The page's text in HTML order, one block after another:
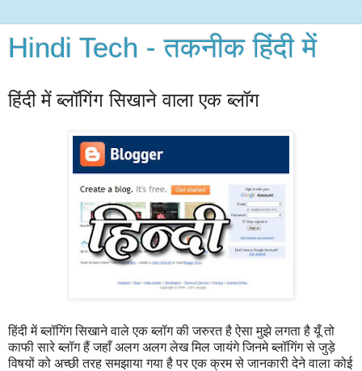
Hindi Tech - तकनीक हिंदी में
हिंदी में ब्लॉगिंग सिखाने वाला एक ब्लॉग
हिंदी में ब्लॉगिंग सिखाने वाले एक ब्लॉग की जरुरत है ऐसा मुझे लगता है यूँ तो
काफी सारे ब्लॉग हैं जहाँ अलग अलग लेख मिल जायंगे जिनमे ब्लॉगिंग से जुड़े
विषयों को अच्छी तरह समझाया गया है पर एक क्रम से जानकारी देने वाला कोई